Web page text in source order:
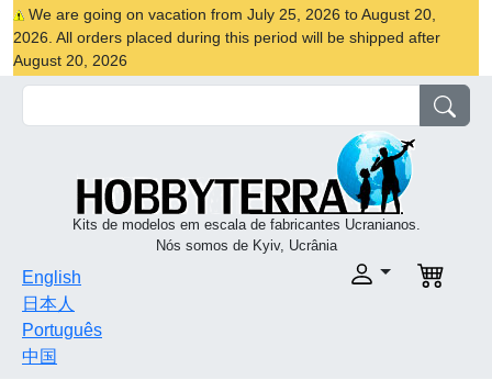
We are going on vacation from July 25, 2026 to August 20,
2026. All orders placed during this period will be shipped after
August 20, 2026
Kits de modelos em escala de fabricantes Ucranianos.
Nós somos de Kyiv, Ucrânia
English
日本人
Português
中国